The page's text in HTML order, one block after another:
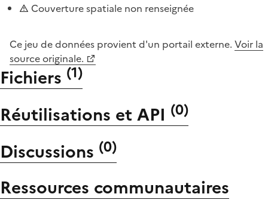
Couverture spatiale non renseignée
Ce jeu de données provient d'un portail externe. Voir la
source originale.
Fichiers (1)
Réutilisations et API (0)
Discussions (0)
Ressources communautaires